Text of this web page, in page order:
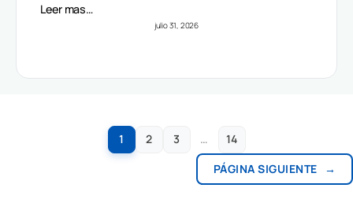
Leer mas…
julio 31, 2026
1 2 3 …
14
PÁGINA SIGUIENTE
→